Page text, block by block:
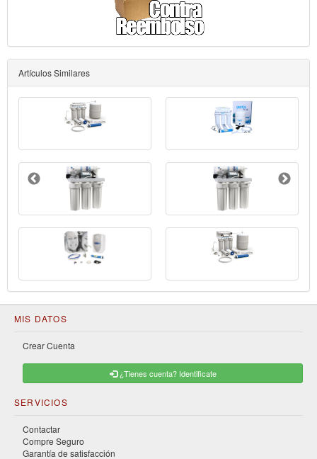
Artículos Similares
MIS DATOS
Crear Cuenta
¿Tienes cuenta? Identificate
SERVICIOS
Contactar
Compre Seguro
Garantía de satisfacción